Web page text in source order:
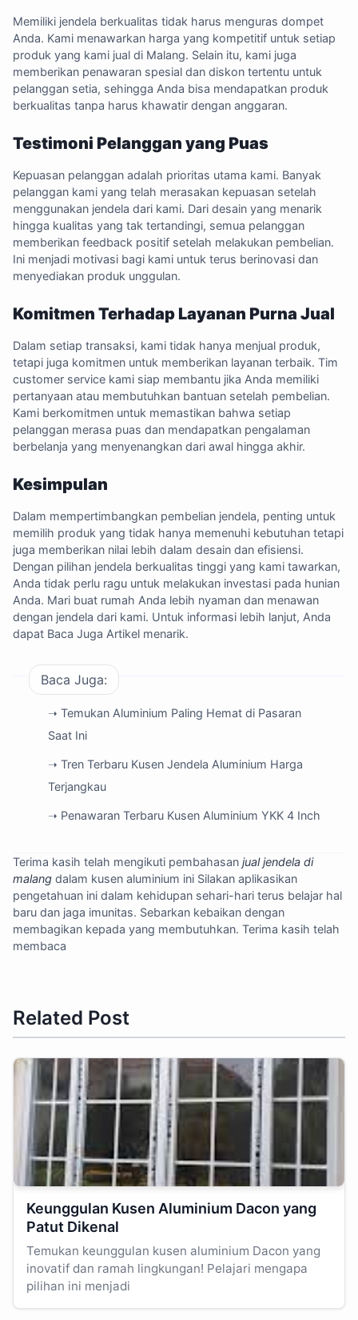
Memiliki jendela berkualitas tidak harus menguras dompet
Anda. Kami menawarkan harga yang kompetitif untuk setiap
produk yang kami jual di Malang. Selain itu, kami juga
memberikan penawaran spesial dan diskon tertentu untuk
pelanggan setia, sehingga Anda bisa mendapatkan produk
berkualitas tanpa harus khawatir dengan anggaran.
Testimoni Pelanggan yang Puas
Kepuasan pelanggan adalah prioritas utama kami. Banyak
pelanggan kami yang telah merasakan kepuasan setelah
menggunakan jendela dari kami. Dari desain yang menarik
hingga kualitas yang tak tertandingi, semua pelanggan
memberikan feedback positif setelah melakukan pembelian.
Ini menjadi motivasi bagi kami untuk terus berinovasi dan
menyediakan produk unggulan.
Komitmen Terhadap Layanan Purna Jual
Dalam setiap transaksi, kami tidak hanya menjual produk,
tetapi juga komitmen untuk memberikan layanan terbaik. Tim
customer service kami siap membantu jika Anda memiliki
pertanyaan atau membutuhkan bantuan setelah pembelian.
Kami berkomitmen untuk memastikan bahwa setiap
pelanggan merasa puas dan mendapatkan pengalaman
berbelanja yang menyenangkan dari awal hingga akhir.
Kesimpulan
Dalam mempertimbangkan pembelian jendela, penting untuk
memilih produk yang tidak hanya memenuhi kebutuhan tetapi
juga memberikan nilai lebih dalam desain dan efisiensi.
Dengan pilihan jendela berkualitas tinggi yang kami tawarkan,
Anda tidak perlu ragu untuk melakukan investasi pada hunian
Anda. Mari buat rumah Anda lebih nyaman dan menawan
dengan jendela dari kami. Untuk informasi lebih lanjut, Anda
dapat Baca Juga Artikel menarik.
Baca Juga:
➝ Temukan Aluminium Paling Hemat di Pasaran
Saat Ini
➝ Tren Terbaru Kusen Jendela Aluminium Harga
Terjangkau
➝ Penawaran Terbaru Kusen Aluminium YKK 4 Inch
Terima kasih telah mengikuti pembahasan jual jendela di
malang dalam kusen aluminium ini Silakan aplikasikan
pengetahuan ini dalam kehidupan sehari-hari terus belajar hal
baru dan jaga imunitas. Sebarkan kebaikan dengan
membagikan kepada yang membutuhkan. Terima kasih telah
membaca
Related Post
Keunggulan Kusen Aluminium Dacon yang
Patut Dikenal
Temukan keunggulan kusen aluminium Dacon yang
inovatif dan ramah lingkungan! Pelajari mengapa
pilihan ini menjadi